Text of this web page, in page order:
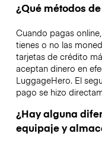
¿Qué métodos
Cuando pagas
tienes o no las
tarjetas de crédito
aceptan dinero en
LuggageHero. El
pago se hizo
¿Hay alguna
equipaje y